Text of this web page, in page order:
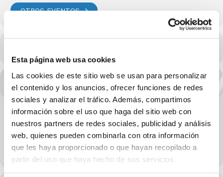
Esta página web usa cookies
Las cookies de este sitio web se usan para personalizar
el contenido y los anuncios, ofrecer funciones de redes
sociales y analizar el tráfico. Además, compartimos
información sobre el uso que haga del sitio web con
nuestros partners de redes sociales, publicidad y análisis
web, quienes pueden combinarla con otra información
que les haya proporcionado o que hayan recopilado a
partir del uso que haya hecho de sus servicios.
OTROS EVENTOS